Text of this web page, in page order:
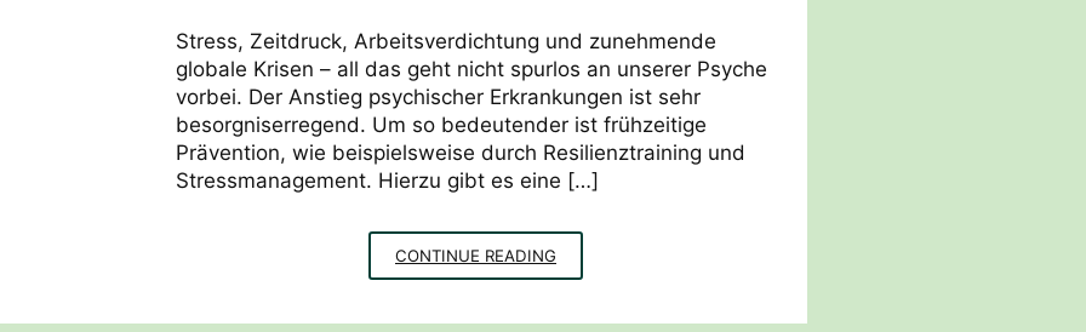
Stress, Zeitdruck, Arbeitsverdichtung und zunehmende
globale Krisen – all das geht nicht spurlos an unserer Psyche
vorbei. Der Anstieg psychischer Erkrankungen ist sehr
besorgniserregend. Um so bedeutender ist frühzeitige
Prävention, wie beispielsweise durch Resilienztraining und
Stressmanagement. Hierzu gibt es eine […]
CONTINUE READING
PSYCHE:
&